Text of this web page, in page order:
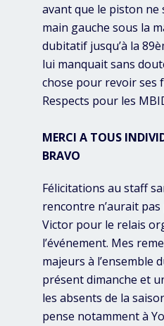
avant que le piston ne
main gauche sous la
dubitatif jusqu’à la
lui manquait sans
chose pour revoir ses
Respects pour les
MERCI A TOUS
BRAVO
Félicitations au staff
rencontre n’aurait
Victor pour le relais
l’événement. Mes
majeurs à l’ensemble
présent dimanche et
les absents de la
pense notamment à